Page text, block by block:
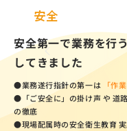
安全
安全第一で業務を行
してきました
●業務遂行指針の第一は 「作
●「ご安全に」の掛け声 や 道
の徹底
●現場配属時の安全衛生教育